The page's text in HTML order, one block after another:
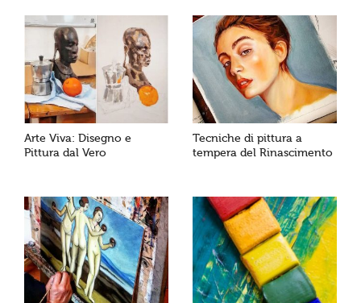
Arte Viva: Disegno e
Pittura dal Vero
Tecniche di pittura a
tempera del Rinascimento